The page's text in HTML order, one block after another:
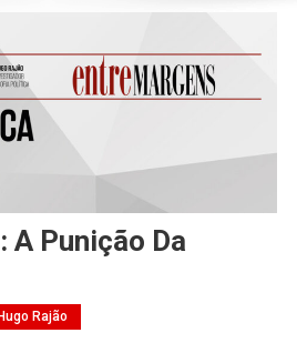
A Punição Da
Hugo Rajão